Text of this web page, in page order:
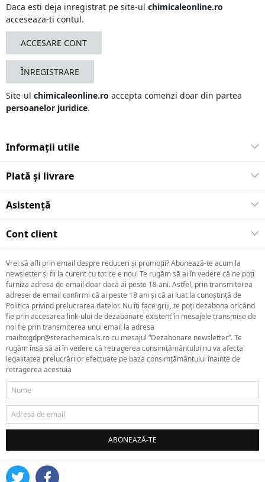
Daca esti deja inregistrat pe site-ul chimicaleonline.ro
acceseaza-ti contul.
ACCESARE CONT
ÎNREGISTRARE
Site-ul chimicaleonline.ro accepta comenzi doar din partea
persoanelor juridice.
Informații utile
Plată și livrare
Asistență
Cont client
Vrei să afli prin email despre reduceri și promoții? Abonează-te acum la
newsletter și fii la curent cu tot ce e nou! Te rugăm să ai în vedere că ne poți
furniza adresa de email doar dacă ai peste 18 ani. Astfel, prin transmiterea
adresei de email confirmi că ai peste 18 ani și că ai luat la cunoștință de
Politica privind prelucrarea datelor. Nu îți face griji, te poți dezabona oricând
fie prin accesarea link-ului de dezabonare existent în mesajele transmise de
noi fie prin transmiterea unui email la adresa
mailto:gdpr@sterachemicals.ro cu mesajul “Dezabonare newsletter”. Te
rugăm însă să ai în vedere că retragerea consimțământului nu va afecta
legalitatea prelucrărilor efectuate pe baza consimțământului înainte de
retragerea acestuia
ABONEAZĂ-TE